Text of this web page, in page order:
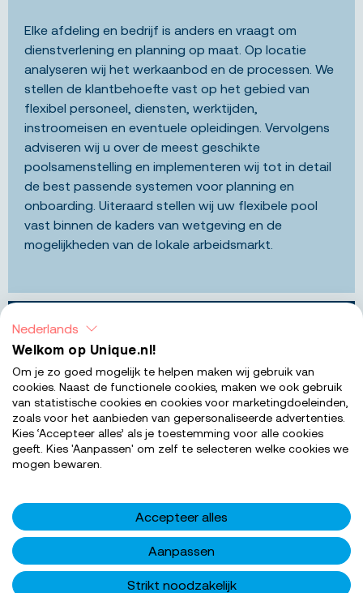
Elke afdeling en bedrijf is anders en vraagt om
dienstverlening en planning op maat. Op locatie
analyseren wij het werkaanbod en de processen. We
stellen de klantbehoefte vast op het gebied van
flexibel personeel, diensten, werktijden,
instroomeisen en eventuele opleidingen. Vervolgens
adviseren wij u over de meest geschikte
poolsamenstelling en implementeren wij tot in detail
de best passende systemen voor planning en
onboarding. Uiteraard stellen wij uw flexibele pool
vast binnen de kaders van wetgeving en de
mogelijkheden van de lokale arbeidsmarkt.
Contact hebben hierover?
Unique helpt je graag verder. Met 50 jaar vakkennis
en 800+ werknemers weten we altijd de mensen te
vinden die echt bij jouw organisatie passen.
NEEM CONTACT OP
Analyse & implementatie
Nederlands
Welkom op Unique.nl!
Om je zo goed mogelijk te helpen maken wij gebruik van
cookies. Naast de functionele cookies, maken we ook gebruik
van statistische cookies en cookies voor marketingdoeleinden,
zoals voor het aanbieden van gepersonaliseerde advertenties.
Kies ‘Accepteer alles’ als je toestemming voor alle cookies
geeft. Kies 'Aanpassen' om zelf te selecteren welke cookies we
mogen bewaren.
Accepteer alles
Aanpassen
Strikt noodzakelijk